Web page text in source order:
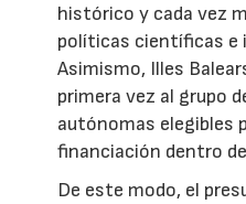
histórico y cada vez
políticas científicas e
Asimismo, Illes
primera vez al grupo
autónomas elegibles
financiación dentro
De este modo, el